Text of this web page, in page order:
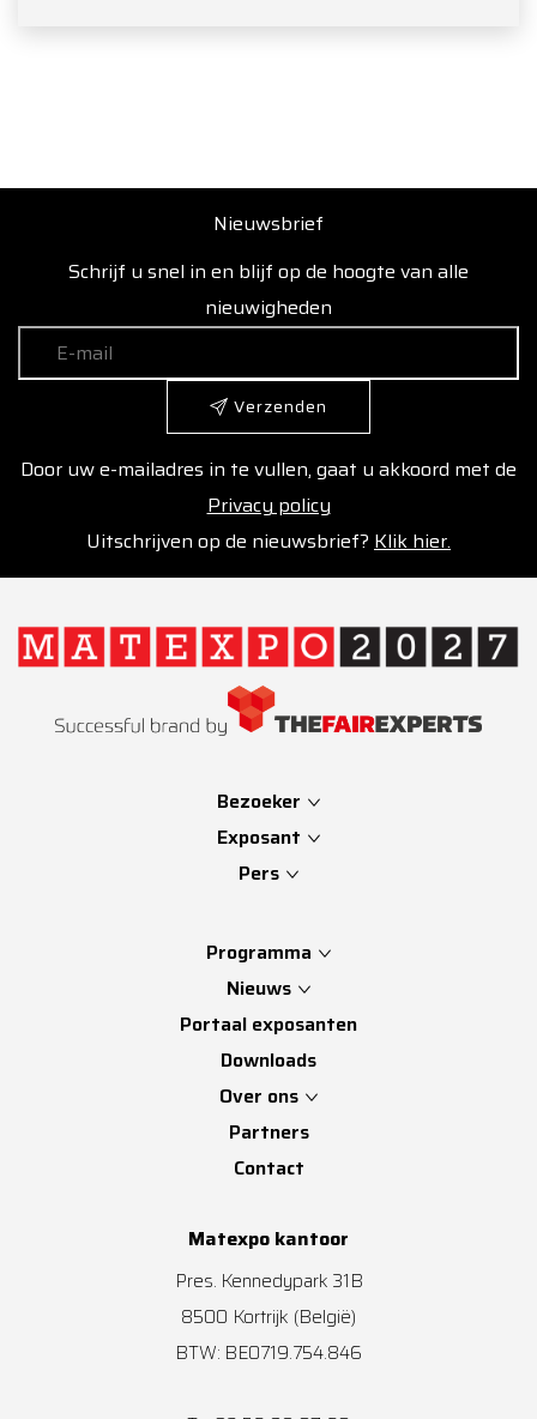
Nieuwsbrief
Schrijf u snel in en blijf op de hoogte van alle
nieuwigheden
Verzenden
Door uw e-mailadres in te vullen, gaat u akkoord met de
Privacy policy
Uitschrijven op de nieuwsbrief? Klik hier.
Bezoeker
Exposant
Pers
Programma
Nieuws
Portaal exposanten
Downloads
Over ons
Partners
Contact
Matexpo kantoor
Pres. Kennedypark 31B
8500 Kortrijk (België)
BTW: BE0719.754.846